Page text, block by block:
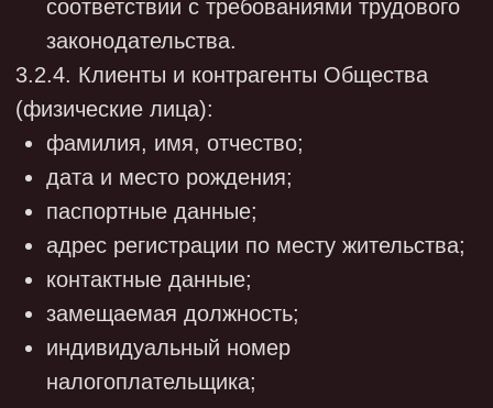
Обществе осуществляется с согласия
субъекта персональных данных на
обработку его персональных данных, если
иное не предусмотрено законодательством
в области персональных данных.
4.5.1. Обработка персональных данных,
данных для распространения,
осуществляется с соблюдением запретов и
персональных данных.
Согласие на обработку таких персональных
данных оформляется отдельно от других
данных. Согласие предоставляется
субъектом персональных данных лично